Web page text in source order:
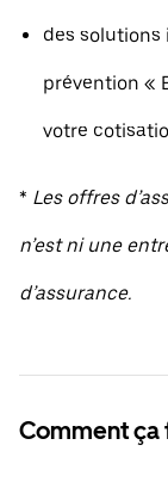
des solutions
prévention «
votre
* Les offres
n’est ni une
d’assurance.
Comment ça